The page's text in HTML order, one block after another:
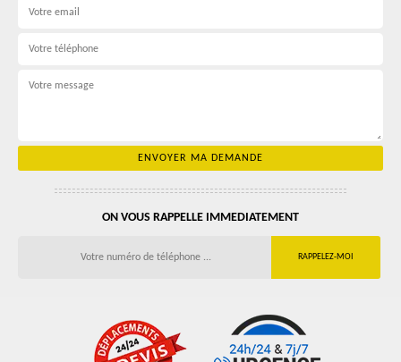
ON VOUS RAPPELLE IMMEDIATEMENT